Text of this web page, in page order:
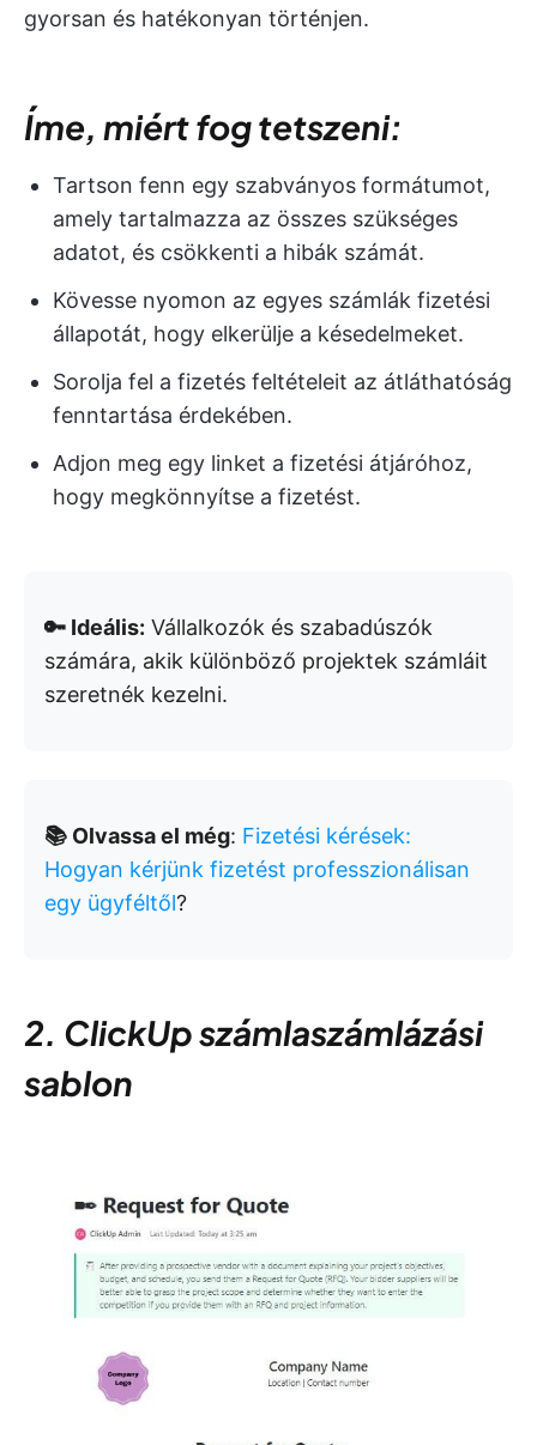
gyorsan és hatékonyan történjen.
Íme, miért fog tetszeni:
Tartson fenn egy szabványos formátumot,
amely tartalmazza az összes szükséges
adatot, és csökkenti a hibák számát.
Kövesse nyomon az egyes számlák fizetési
állapotát, hogy elkerülje a késedelmeket.
Sorolja fel a fizetés feltételeit az átláthatóság
fenntartása érdekében.
Adjon meg egy linket a fizetési átjáróhoz,
hogy megkönnyítse a fizetést.
🔑 Ideális: Vállalkozók és szabadúszók
számára, akik különböző projektek számláit
szeretnék kezelni.
📚 Olvassa el még: Fizetési kérések:
Hogyan kérjünk fizetést professzionálisan
egy ügyféltől?
2. ClickUp számlaszámlázási
sablon